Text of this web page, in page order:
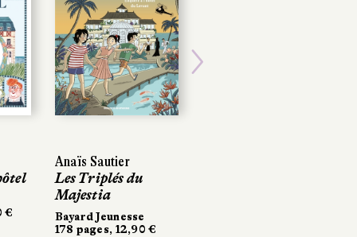
€
Anaïs Sautier
Les Triplés du
Majestia
Bayard Jeunesse
178 pages, 12,90 €